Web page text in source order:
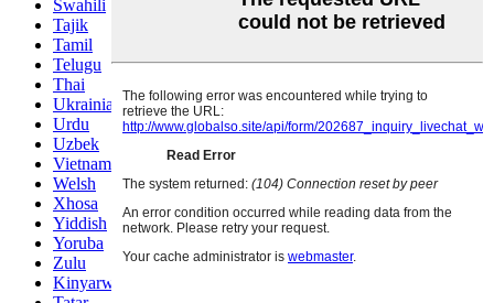
Swahili
Tajik
Tamil
Telugu
Thai
Ukrainian
Urdu
Uzbek
Vietnamese
Welsh
Xhosa
Yiddish
Yoruba
Zulu
Kinyarwanda